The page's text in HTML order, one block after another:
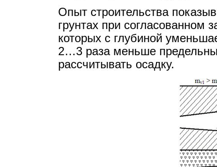
Опыт строительства
грунтах при согласованном
которых с глубиной
2…3 раза меньше
рассчитывать осадку.